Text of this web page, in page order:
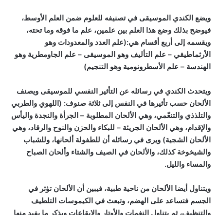
ويضع الكندي الموسيقى في تصنيفه للعلوم ضمن العلم الأوسط،
فيوضح بذلك وضع هذا العلم بين علمين، علم ما فوقه وما تحته،
ويقسمه إلى أربع أقسام هي:(علم العدد والمعدودات وهو
الأرثماطيقي – علم التأليف وهو الموسيقى – علم الجاومطرية وهو
الهندسة – علم الأسطرونومية وهو التنجيم)
ويتحدث الكندي في رسائله عن التأثير النفسي للموسيقى ويصنف
الألحان حسب تأثيرها في النفس إلى ثلاثة صنوف: (اللهوي والطربي
والتلذذي والتنعّمي، وهي الألحان المطلوبة – الجرأة والنجدة واليأس
والإقدام، وهي الألحان الجريئة – للبكاء والحزن والنوح والرقاد، وهي
الألحان الشجية) ويرى في رسائله أن للطفولة ألحانها، وللشباب
والشيخوخة كذلك، والألحان في الصيف والشتاء وألحان الصباح
والمساء والليل.
ويتناول أيضا الألحان من ناحية طبية، فيبين أن الألحان تؤثر في
الجسم فتساعد على الهضم، وتبعث في الكيموسات التلطيف
والتنظيف، ثم يتناول النغمات والأوتار والإيقاعات ويذكر ما يفيد منها